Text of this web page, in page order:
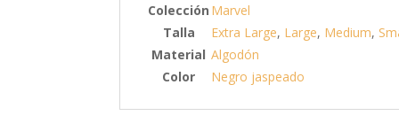
Colección Marvel
Talla
Extra Large, Large, Medium,
Material Algodón
Color
Negro jaspeado